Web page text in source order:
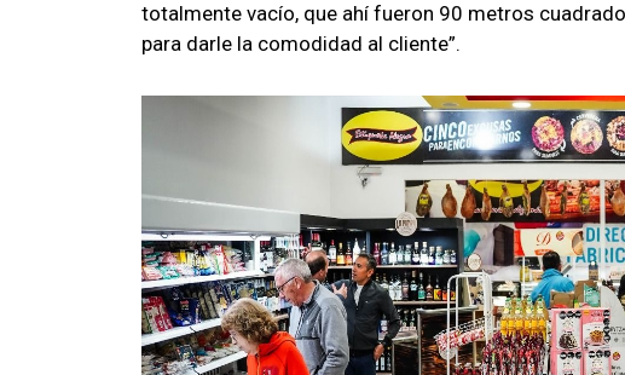
totalmente vacío, que ahí fueron 90 metros
para darle la comodidad al cliente”.